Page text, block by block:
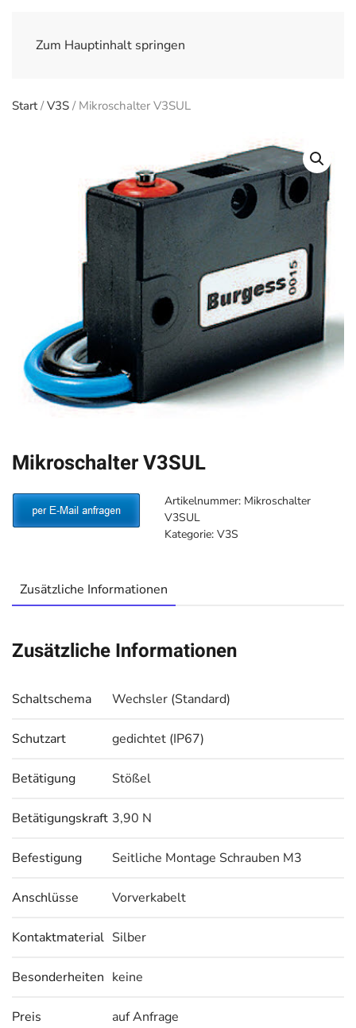
Zum Hauptinhalt springen
Start/V3S / Mikroschalter V3SUL
Mikroschalter V3SUL
Artikelnummer: Mikroschalter
V3SUL
Kategorie: V3S
Zusätzliche Informationen
Zusätzliche Informationen
Schaltschema Wechsler (Standard)
Schutzart gedichtet (IP67)
Betätigung Stößel
Betätigungskraft 3,90 N
Befestigung Seitliche Montage Schrauben M3
Anschlüsse Vorverkabelt
Kontaktmaterial Silber
Besonderheiten keine
Preis auf Anfrage